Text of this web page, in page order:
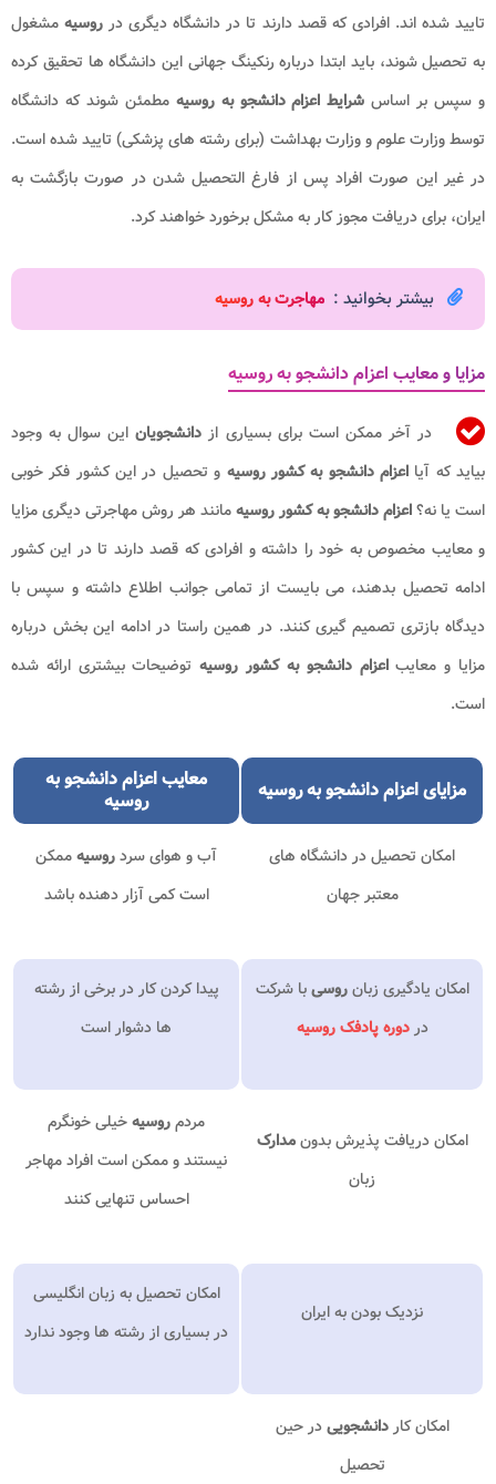
تایید شده اند. افرادی که قصد دارند تا در دانشگاه دیگری در روسیه مشغول
به تحصیل شوند، باید ابتدا درباره رنکینگ جهانی این دانشگاه ها تحقیق کرده
و سپس بر اساس شرایط اعزام دانشجو به روسیه مطمئن شوند که دانشگاه
توسط وزارت علوم و وزارت بهداشت (برای رشته های پزشکی) تایید شده است.
در غیر این صورت افراد پس از فارغ التحصیل شدن در صورت بازگشت به
ایران، برای دریافت مجوز کار به مشکل برخورد خواهند کرد.
بیشتر بخوانید : مهاجرت به روسیه
مزایا و معایب اعزام دانشجو به روسیه
در آخر ممکن است برای بسیاری از دانشجویاناین سوال به وجود
بیاید که آیااعزام دانشجو به کشور روسیه و تحصیل در این کشور فکر خوبی
است یا نه؟اعزام دانشجو به کشور روسیهمانند هر روش مهاجرتی دیگری مزایا
و معایب مخصوص به خود را داشته و افرادی که قصد دارند تا در این کشور
ادامه تحصیل بدهند، می بایست از تمامی جوانب اطلاع داشته و سپس با
دیدگاه بازتری تصمیم گیری کنند. در همین راستا در ادامه این بخش درباره
مزایا و معایباعزام دانشجو به کشور روسیه توضیحات بیشتری ارائه شده
است.
مزایایاعزام دانشجو به روسیه معایباعزام دانشجو به
روسیه
امکان تحصیل در دانشگاه های
معتبر جهان
آب و هوای سردروسیهممکن
است کمی آزار دهنده باشد
امکان یادگیری زبانروسیبا شرکت
دردوره پادفک روسیه
پیدا کردن کار در برخی از رشته
ها دشوار است
امکان دریافت پذیرش بدونمدارک
زبان
مردمروسیهخیلی خونگرم
نیستند و ممکن است افراد مهاجر
احساس تنهایی کنند
نزدیک بودن به ایران
امکان تحصیل به زبان انگلیسی
در بسیاری از رشته ها وجود ندارد
امکان کاردانشجوییدر حین
تحصیل